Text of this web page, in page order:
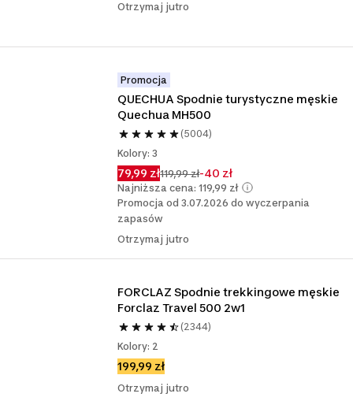
Otrzymaj jutro
Promocja
QUECHUA Spodnie turystyczne męskie
(5004)
Kolory: 3
79,99 zł119,99 zł-40 zł
Najniższa cena: 119,99 zł
Promocja od 3.07.2026 do wyczerpania
zapasów
Otrzymaj jutro
FORCLAZ Spodnie trekkingowe męskie
Forclaz Travel 500 2w1
(2344)
Kolory: 2
199,99 zł
Otrzymaj jutro